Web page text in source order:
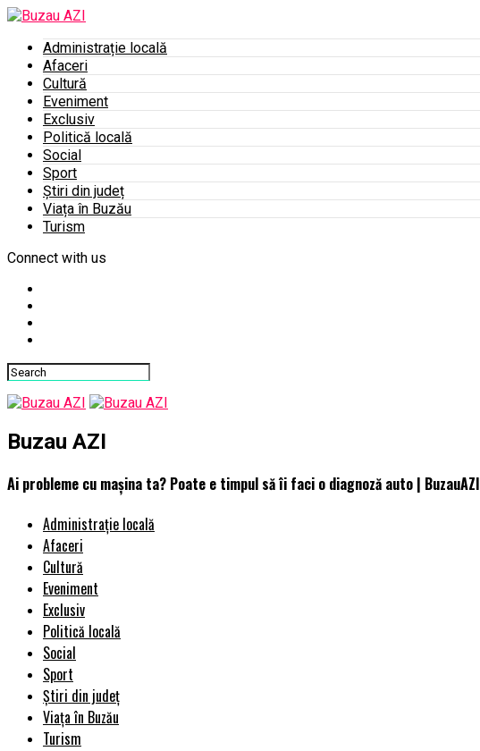
Administrație locală
Afaceri
Cultură
Eveniment
Exclusiv
Politică locală
Social
Sport
Știri din județ
Viața în Buzău
Turism
Connect with us
Buzau AZI
Ai probleme cu mașina ta? Poate e timpul să îi faci o diagnoză auto | BuzauAZI
Administrație locală
Afaceri
Cultură
Eveniment
Exclusiv
Politică locală
Social
Sport
Știri din județ
Viața în Buzău
Turism